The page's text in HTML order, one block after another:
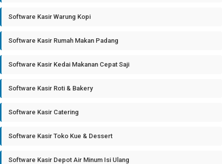
Software Kasir Warung Kopi
Software Kasir Rumah Makan Padang
Software Kasir Kedai Makanan Cepat Saji
Software Kasir Roti & Bakery
Software Kasir Catering
Software Kasir Toko Kue & Dessert
Software Kasir Depot Air Minum Isi Ulang